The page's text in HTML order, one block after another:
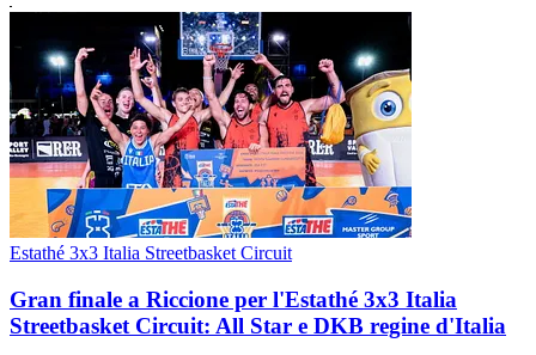
Estathé 3x3 Italia Streetbasket Circuit
Gran finale a Riccione per l'Estathé 3x3 Italia
Streetbasket Circuit: All Star e DKB regine d'Italia